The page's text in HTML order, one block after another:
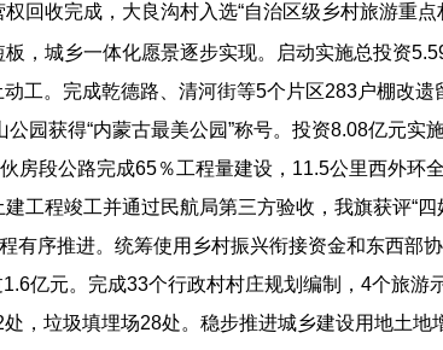
回收完成，大良沟村入选“自治区级乡村旅游重
，城乡一体化愿景逐步实现。启动实施总投资
工。完成乾德路、清河街等5个片区283户棚改
园获得“内蒙古最美公园”称号。投资8.08亿元
房段公路完成65％工程量建设，11.5公里西外环
工程竣工并通过民航局第三方验收，我旗获评“
有序推进。统筹使用乡村振兴衔接资金和东西部
亿元。完成33个行政村村庄规划编制，4个旅
，垃圾填埋场28处。稳步推进城乡建设用地土